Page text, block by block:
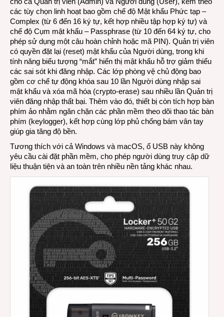
các tùy chọn linh hoạt bao gồm chế độ Mật khẩu Phức tạp –
Complex (từ 6 đến 16 ký tự, kết hợp nhiều tập hợp ký tự) và
chế độ Cụm mật khẩu – Passphrase (từ 10 đến 64 ký tự, cho
phép sử dụng một câu hoàn chỉnh hoặc mã PIN). Quản trị viên
có quyền đặt lại (reset) mật khẩu của Người dùng, trong khi
tính năng biểu tượng “mắt” hiển thị mật khẩu hỗ trợ giảm thiểu
các sai sót khi đăng nhập. Các lớp phòng vệ chủ động bao
gồm cơ chế tự động khóa sau 10 lần Người dùng nhập sai
mật khẩu và xóa mã hóa (crypto-erase) sau nhiều lần Quản trị
viên đăng nhập thất bại. Thêm vào đó, thiết bị còn tích hợp bàn
phím ảo nhằm ngăn chặn các phần mềm theo dõi thao tác bàn
phím (keylogger), kết hợp cùng lớp phủ chống bám vân tay
giúp gia tăng độ bền.
Tương thích với cả Windows và macOS, ổ USB này không
yêu cầu cài đặt phần mềm, cho phép người dùng truy cập dữ
liệu thuận tiện và an toàn trên nhiều nền tảng khác nhau.